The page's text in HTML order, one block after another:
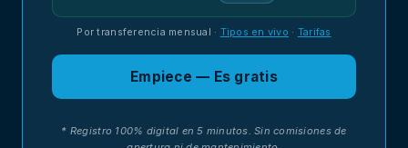
Por transferencia mensual · Tipos en vivo · Tarifas
Empiece — Es gratis
* Registro 100% digital en 5 minutos. Sin comisiones de